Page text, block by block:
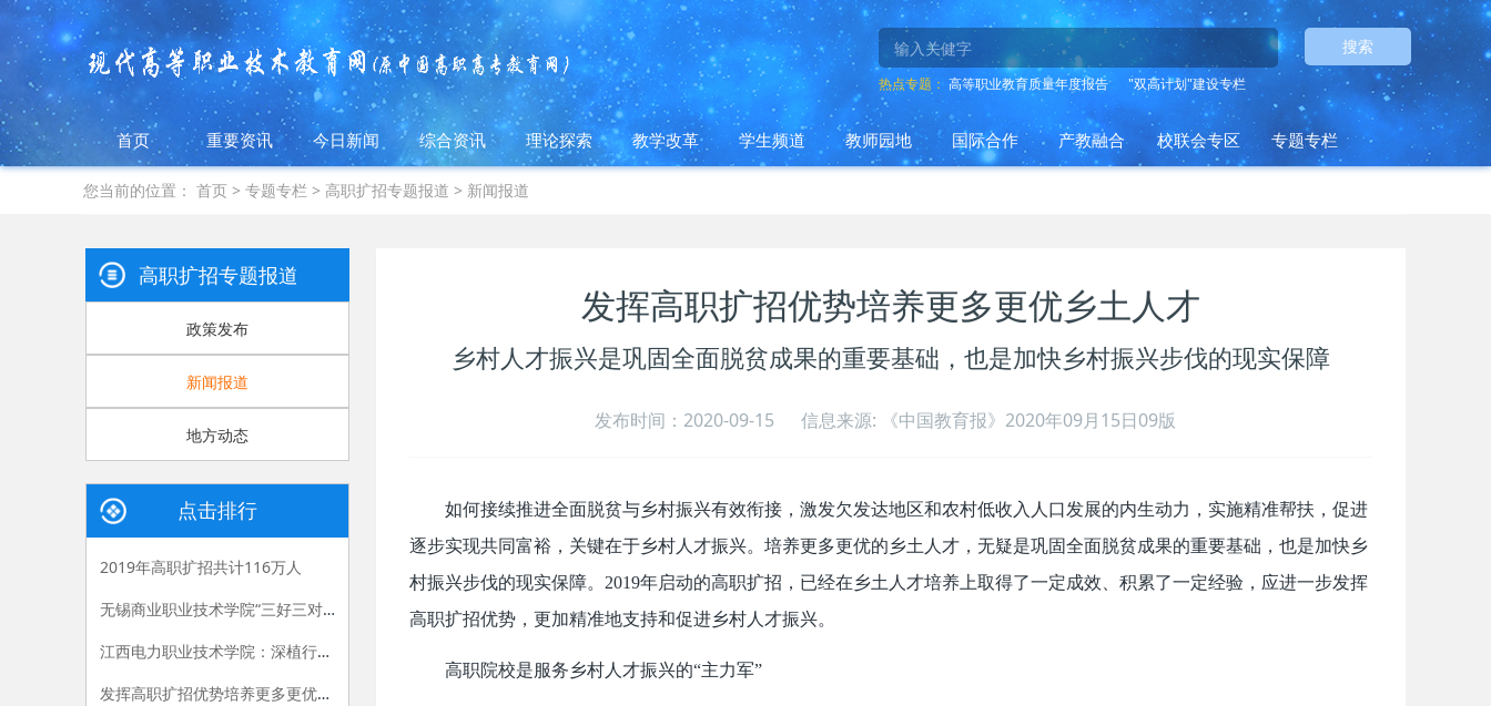
搜索
热点专题： 高等职业教育质量年度报告 "双高计划"建设专栏
首页 重要资讯 今日新闻 综合资讯 理论探索 教学改革 学生频道 教师园地 国际合作 产教融合 校联会专区 专题专栏
您当前的位置： 首页> 专题专栏 > 高职扩招专题报道 > 新闻报道
发挥高职扩招优势培养更多更优乡土人才
乡村人才振兴是巩固全面脱贫成果的重要基础，也是加快乡村振兴步伐的现实保障
发布时间：2020-09-15 信息来源: 《中国教育报》2020年09月15日09版
如何接续推进全面脱贫与乡村振兴有效衔接，激发欠发达地区和农村低收入人口发展的内生动力，实施精准帮扶，促进
逐步实现共同富裕，关键在于乡村人才振兴。培养更多更优的乡土人才，无疑是巩固全面脱贫成果的重要基础，也是加快乡
村振兴步伐的现实保障。 2019年启动的高职扩招，已经在乡土人才培养上取得了一定成效、积累了一定经验，应进一步发挥
高职扩招优势，更加精准地支持和促进乡村人才振兴。
高职院校是服务乡村人才振兴的“主力军”
高职扩招专题报道
政策发布
新闻报道
地方动态
点击排行
2019年高职扩招共计116万人
无锡商业职业技术学院“三好三对接”推进社会扩招学生人才培养
江西电力职业技术学院：深植行业助扩招 精准施教育工匠
发挥高职扩招优势培养更多更优乡土人才